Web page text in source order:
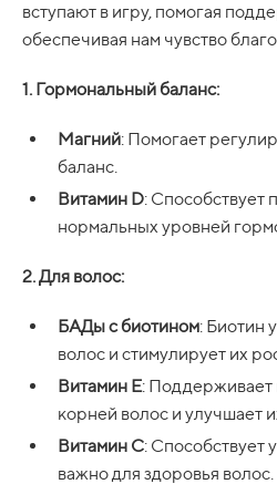
вступают в игру, помогая
обеспечивая нам чувство
1. Гормональный баланс:
Магний: Помогает
баланс.
Витамин D:
нормальных уровней
2. Для волос:
БАДы с биотином: Биотин
волос и стимулирует их
Витамин E: Поддерживает
корней волос и улучшает
Витамин C: Способствует
важно для здоровья волос.